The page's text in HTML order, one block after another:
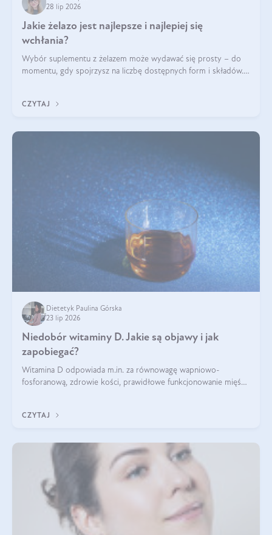
28 lip 2026
Jakie żelazo jest najlepsze i najlepiej się
wchłania?
Wybór suplementu z żelazem może wydawać się prosty – do
momentu, gdy spojrzysz na liczbę dostępnych form i składów.
zawierać suplement?
CZYTAJ
Dietetyk Paulina Górska
23 lip 2026
Niedobór witaminy D. Jakie są objawy i jak
zapobiegać?
Witamina D odpowiada m.in. za równowagę wapniowo-
fosforanową, zdrowie kości, prawidłowe funkcjonowanie mięśni
problemem.
CZYTAJ